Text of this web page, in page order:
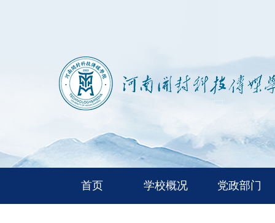
首页 学校概况 党政部门